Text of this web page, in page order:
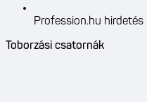
Profession.hu hirdetés
Toborzási csatornák